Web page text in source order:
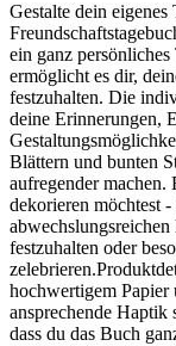
Gestalte dein
ein ganz
ermöglicht es dir,
festzuhalten. Die
deine Erinnerungen,
Blättern und bunten
aufregender machen.
dekorieren möchtest
festzuhalten oder
hochwertigem
ansprechende Haptik
dass du das Buch